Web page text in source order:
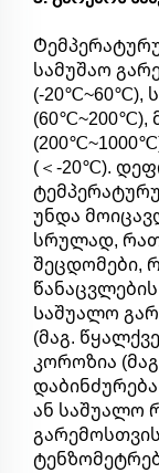
სამუშაო
(-20℃~60℃),
(60℃~200℃),
(＜-20℃).
უნდა
სრულად,
შეცდომები,
Საშუალო
(მაგ.
კოროზია
ან საშუალო